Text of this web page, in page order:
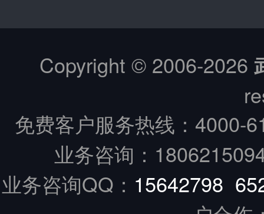
Copyright © 2006-2026
免费客户服务热线： 4000-
业务咨询：
业务咨询QQ： 15642798